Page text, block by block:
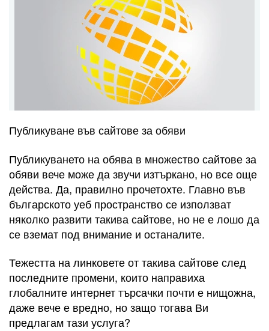
Публикуване във сайтове за обяви
Публикуването на обява в множество сайтове за
обяви вече може да звучи изтъркано, но все още
действа. Да, правилно прочетохте. Главно във
българското уеб пространство се използват
няколко развити такива сайтове, но не е лошо да
се вземат под внимание и останалите.
Тежестта на линковете от такива сайтове след
последните промени, които направиха
глобалните интернет търсачки почти е нищожна,
даже вече е вредно, но защо тогава Ви
предлагам тази услуга?